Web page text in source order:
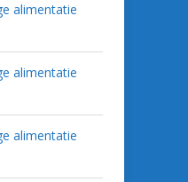
alimentatie
alimentatie
alimentatie